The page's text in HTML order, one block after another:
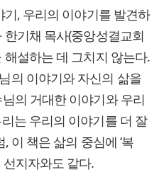
, 우리의 이야기를 발견하
기채 목사(중앙성결교회
설하는 데 그치지 않는다.
의 이야기와 자신의 삶을
의 거대한 이야기와 우리
는 우리의 이야기를 더 잘
이 책은 삶의 중심에 ‘복
선지자와도 같다.